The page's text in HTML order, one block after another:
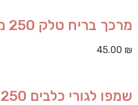
מרכך בריח טלק 250 מ"ל
45.00 ₪
שמפו לגורי כלבים 250 מ"ל